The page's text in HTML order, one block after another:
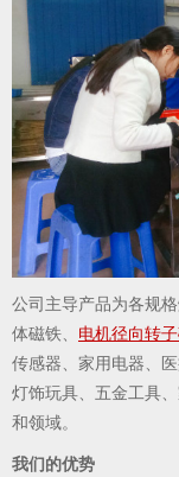
公司主导产品为各规
体磁铁、 电机径向转
传感器、家用电器、
灯饰玩具、五金工具
和领域。
我们的优势